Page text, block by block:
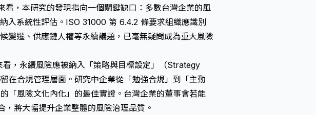
看，本研究的發現指向一個關鍵缺口：多數台灣企業的風
入系統性評估。ISO 31000 第 6.4.2 條要求組織應識別
變遷、供應鏈人權等永續議題，已毫無疑問成為重大風險
看，永續風險應被納入「策略與目標設定」（Strategy
在合規管理層面。研究中企業從「勉強合規」到「主動
「風險文化內化」的最佳實證。台灣企業的董事會若能
將大幅提升企業整體的風險治理品質。